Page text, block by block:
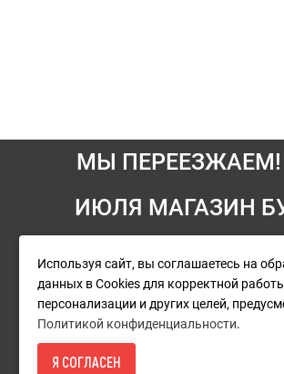
МЫ ПЕРЕЕЗЖАЕМ!
ИЮЛЯ МАГАЗИН
РАБОТАТЬ ПО
АДРЕСУ.
ИНФОРМАЦИЯ О
Информация
Условия возврата
О компании
Доставка
Оплата
Гарантия и сервис
Используя сайт, вы соглашаетесь на
данных в Cookies для корректной
персонализации и других целей,
Политикой конфиденциальности.
Я СОГЛАСЕН